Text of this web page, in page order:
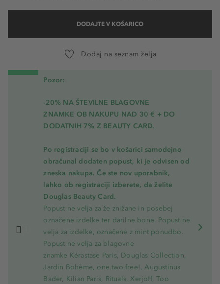
DODAJTE V KOŠARICO
Dodaj na seznam želja
Pozor:
-20% NA ŠTEVILNE BLAGOVNE
ZNAMKE OB NAKUPU NAD 30 € + DO
DODATNIH 7% Z BEAUTY CARD.
Po registraciji se bo v košarici samodejno
obračunal dodaten popust, ki je odvisen od
zneska nakupa. Če ste nov uporabnik,
lahko ob registraciji izberete, da želite
Douglas Beauty Card.
Popust ne velja za že znižane in posebej
označene izdelke ter darilne bone. Popust ne
velja za izdelke, označene z mint ponudbo.
Popust ne velja za blagovne
znamke Kérastase Paris, Douglas Collection,
Jardin Bohème, one.two.free!, Augustinus
Bader, Kilian Paris, Rituals, Xerjoff, Too